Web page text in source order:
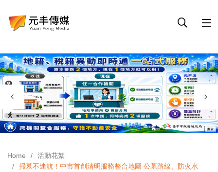
Home
活動花絮
掃墓不迷航！中市首創清明服務整合地圖 公墓路線、防火水